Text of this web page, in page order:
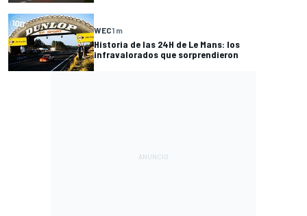
WEC1 m
Historia de las 24H de Le Mans: los
infravalorados que sorprendieron